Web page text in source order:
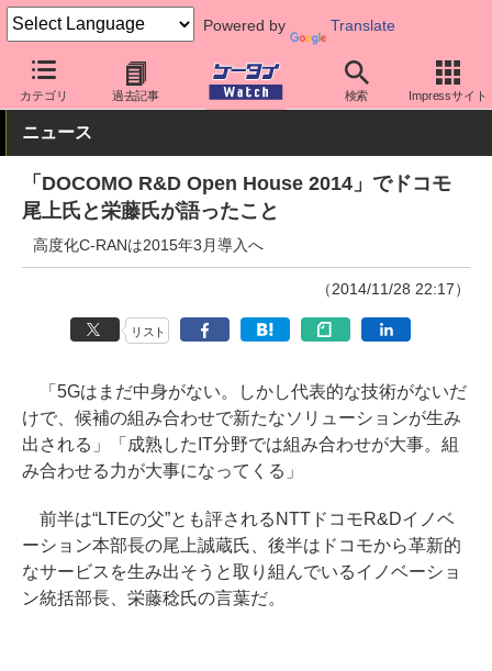
Powered by Translate
カテゴリ 過去記事 検索 Impressサイト
ケータイ Watch キャリア ドコモ ネットワーク/技術
ニュース
「DOCOMO R&D Open House 2014」でドコモ
尾上氏と栄藤氏が語ったこと
高度化C-RANは2015年3月導入へ
（2014/11/28 22:17）
リスト
「5Gはまだ中身がない。しかし代表的な技術がないだ
けで、候補の組み合わせで新たなソリューションが生み
出される」「成熟したIT分野では組み合わせが大事。組
み合わせる力が大事になってくる」
前半は“LTEの父”とも評されるNTTドコモR&Dイノベ
ーション本部長の尾上誠蔵氏、後半はドコモから革新的
なサービスを生み出そうと取り組んでいるイノベーショ
ン統括部長、栄藤稔氏の言葉だ。